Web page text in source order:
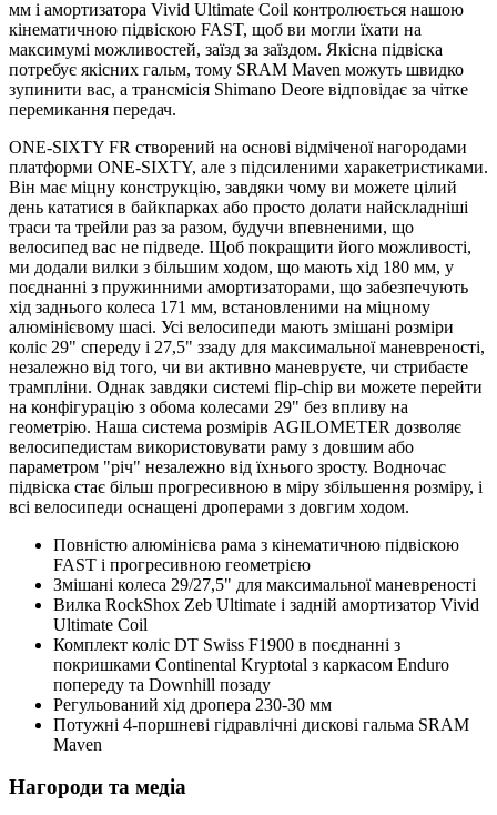
мм і амортизатора Vivid Ultimate Coil контролюється нашою
кінематичною підвіскою FAST, щоб ви могли їхати на
максимумі можливостей, заїзд за заїздом. Якісна підвіска
потребує якісних гальм, тому SRAM Maven можуть швидко
зупинити вас, а трансмісія Shimano Deore відповідає за чітке
перемикання передач.
ONE-SIXTY FR створений на основі відміченої нагородами
платформи ONE-SIXTY, але з підсиленими харакетристиками.
Він має міцну конструкцію, завдяки чому ви можете цілий
день кататися в байкпарках або просто долати найскладніші
траси та трейли раз за разом, будучи впевненими, що
велосипед вас не підведе. Щоб покращити його можливості,
ми додали вилки з більшим ходом, що мають хід 180 мм, у
поєднанні з пружинними амортизаторами, що забезпечують
хід заднього колеса 171 мм, встановленими на міцному
алюмінієвому шасі. Усі велосипеди мають змішані розміри
коліс 29" спереду і 27,5" ззаду для максимальної маневреності,
незалежно від того, чи ви активно маневруєте, чи стрибаєте
трампліни. Однак завдяки системі flip-chip ви можете перейти
на конфігурацію з обома колесами 29" без впливу на
геометрію. Наша система розмірів AGILOMETER дозволяє
велосипедистам використовувати раму з довшим або
параметром "річ" незалежно від їхнього зросту. Водночас
підвіска стає більш прогресивною в міру збільшення розміру, і
всі велосипеди оснащені дроперами з довгим ходом.
Повністю алюмінієва рама з кінематичною підвіскою
FAST і прогресивною геометрією
Змішані колеса 29/27,5" для максимальної маневреності
Вилка RockShox Zeb Ultimate і задній амортизатор Vivid
Ultimate Coil
Комплект коліс DT Swiss F1900 в поєднанні з
покришками Continental Kryptotal з каркасом Enduro
попереду та Downhill позаду
Регульований хід дропера 230-30 мм
Потужні 4-поршневі гідравлічні дискові гальма SRAM
Maven
Нагороди та медіа